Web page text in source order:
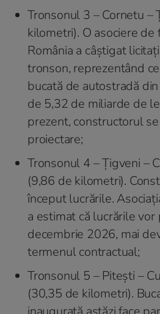
Tronsonul 3 – Cornetu –
kilometri). O asociere de
România a câștigat
tronson, reprezentând
bucată de autostradă
de 5,32 de miliarde de
prezent, constructorul
proiectare;
Tronsonul 4 – Țigveni –
(9,86 de kilometri).
început lucrările.
a estimat că lucrările vor
decembrie 2026, mai
termenul contractual;
Tronsonul 5 – Pitești –
(30,35 de kilometri).